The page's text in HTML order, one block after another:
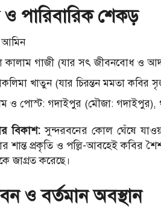
পারিবারিক শেকড়
গাজী (যার সৎ জীবনবোধ ও
খাতুন (যার চিরন্তন মমতা কবির
ও পোস্ট: গদাইপুর (মৌজা: গদাইপুর),
বিকাশ: সুন্দরবনের কোল ঘেঁষে
শান্ত প্রকৃতি ও পল্লি-আবহেই কবির
জাগ্রত করেছে।
ও বর্তমান অবস্থান